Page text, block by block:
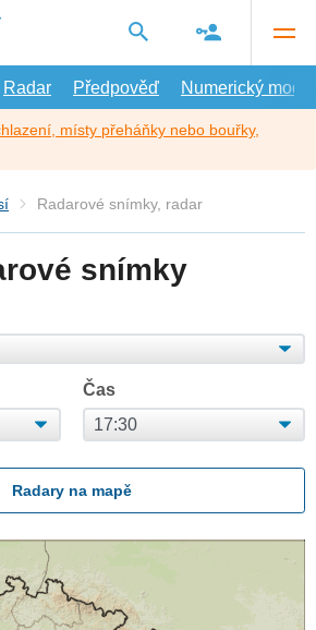
Radar Předpověď Numerický model
místy přeháňky nebo bouřky,
Radarové snímky, radar
snímky
Čas
Radary na mapě